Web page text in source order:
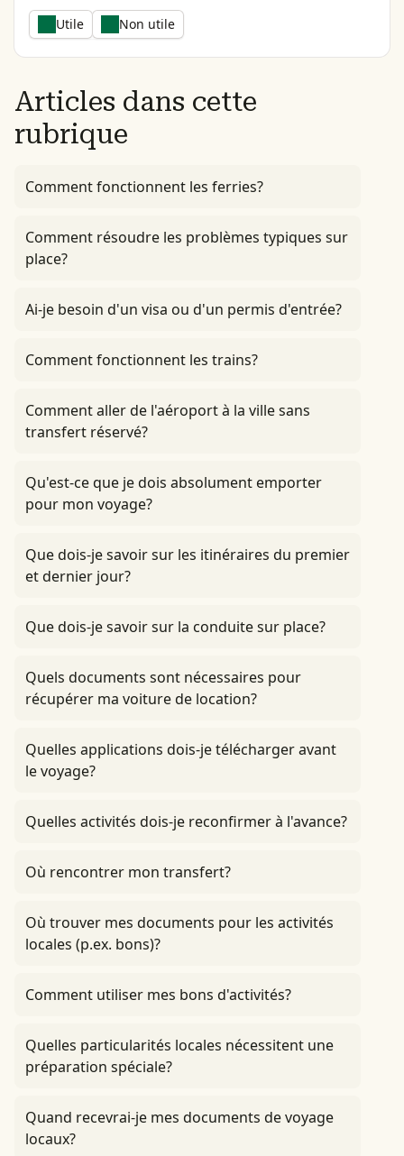
Utile Non utile
Articles dans cette
rubrique
Comment fonctionnent les ferries?
Comment résoudre les problèmes typiques sur
place?
Ai-je besoin d'un visa ou d'un permis d'entrée?
Comment fonctionnent les trains?
Comment aller de l'aéroport à la ville sans
transfert réservé?
Qu'est-ce que je dois absolument emporter
pour mon voyage?
Que dois-je savoir sur les itinéraires du premier
et dernier jour?
Que dois-je savoir sur la conduite sur place?
Quels documents sont nécessaires pour
récupérer ma voiture de location?
Quelles applications dois-je télécharger avant
le voyage?
Quelles activités dois-je reconfirmer à l'avance?
Où rencontrer mon transfert?
Où trouver mes documents pour les activités
locales (p.ex. bons)?
Comment utiliser mes bons d'activités?
Quelles particularités locales nécessitent une
préparation spéciale?
Quand recevrai-je mes documents de voyage
locaux?